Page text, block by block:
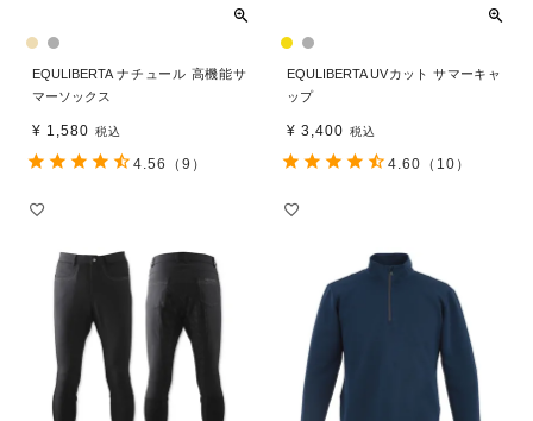
EQULIBERTA ナチュール 高機能サ
マーソックス
¥ 1,580 税込
4.56 （9）
EQULIBERTA UVカット サマーキャ
ップ
¥ 3,400 税込
4.60 （10）